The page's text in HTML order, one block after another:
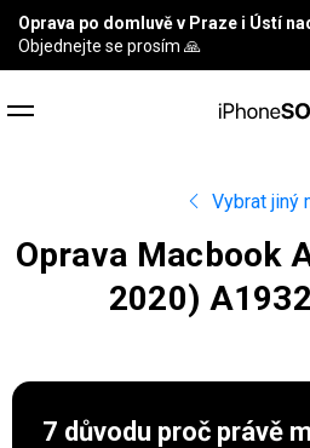
Oprava po domluvě v Praze i Ústí
Objednejte se prosím 🙏
Vybrat jiný
Oprava Macbook
2020)
7 důvodu proč právě